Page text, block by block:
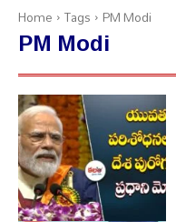
Home Tags PM Modi
PM Modi